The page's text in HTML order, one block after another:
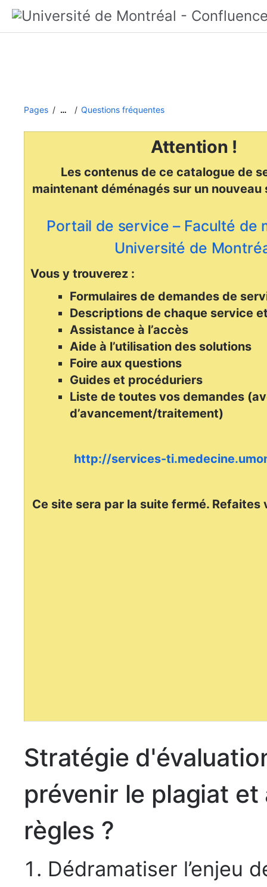
Pages … Questions fréquentes
Attention !
Les contenus de ce catalogue de
maintenant déménagéssur un nouveau
Portail de service – Faculté de
Université de
Vous y trouverez :
Formulaires de demandes de
Descriptions de chaque service
Assistance à l’accès
Aide à l’utilisation des solutions
Foire aux questions
Guides et procéduriers
Liste de toutes vos demandes
d’avancement/traitement)
http://services-
Ce site sera par la suite fermé. Refaites
Stratégie
prévenir le plagiat
règles ?
Dédramatiser l’enjeu